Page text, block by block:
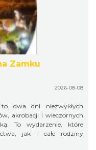
Zamku
2026-08-08
dwa dni niezwykłych
akrobacji i wieczornych
To wydarzenie, które
jak i całe rodziny